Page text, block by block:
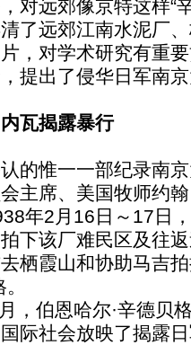
对远郊像京特这样“
了远郊江南水泥厂
，对学术研究有重
提出了侵华日军南
瓦揭露暴行
惟一一部纪录南京
主席、美国牧师约
年2月16日～17日
下该厂难民区及往
栖霞山和协助马吉
伯恩哈尔·辛德贝格
际社会放映了揭露